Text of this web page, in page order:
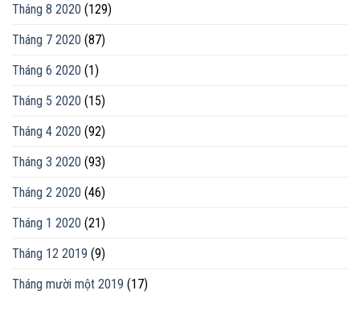
Tháng 8 2020 (129)
Tháng 7 2020 (87)
Tháng 6 2020 (1)
Tháng 5 2020 (15)
Tháng 4 2020 (92)
Tháng 3 2020 (93)
Tháng 2 2020 (46)
Tháng 1 2020 (21)
Tháng 12 2019 (9)
Tháng mười một 2019 (17)